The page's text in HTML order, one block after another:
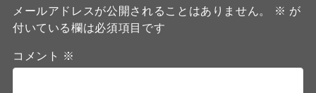
メールアドレスが公開されることはありません。 ※ が
付いている欄は必須項目です
コメント ※